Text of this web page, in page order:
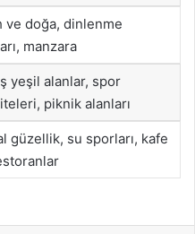
ve doğa, dinlenme
manzara
yeşil alanlar, spor
piknik alanları
güzellik, su sporları, kafe